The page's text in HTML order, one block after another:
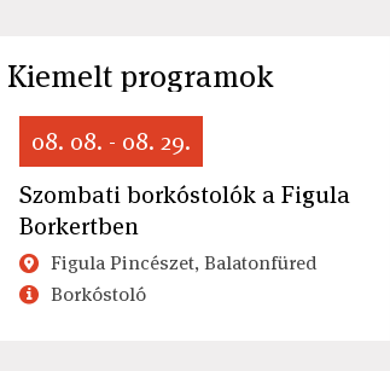
Kiemelt programok
08. 08. - 08. 29.
Szombati borkóstolók a Figula
Borkertben
Figula Pincészet, Balatonfüred
Borkóstoló